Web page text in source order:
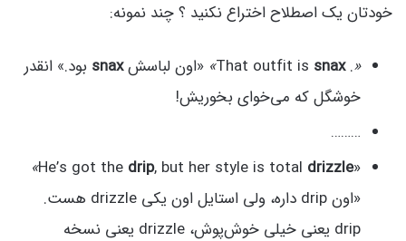
خودتان یک اصطلاح اختراع نکنید ؟ چند نمونه:
«
. That outfit is
snax
» «اون لباسشsnax بود.» انقدر
خوشگل که می‌خوای بخوریش!
………
«He’s got the
drip, but her style is total drizzle
»
«اون drip داره، ولی استایل اون یکی drizzle هست.
drip یعنی خیلی خوش‌پوش، drizzle یعنی نسخه